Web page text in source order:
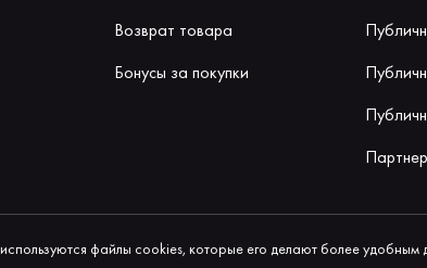
Возврат товара
Бонусы за покупки
файлы cookies, которые его делают более